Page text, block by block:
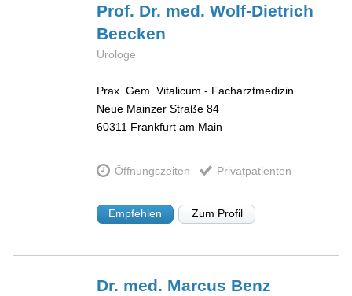
Prof. Dr. med. Wolf-Dietrich
Beecken
Urologe
Prax. Gem. Vitalicum - Facharztmedizin
Neue Mainzer Straße 84
60311 Frankfurt am Main
Öffnungszeiten Privatpatienten
Empfehlen Zum Profil
Dr. med. Marcus Benz